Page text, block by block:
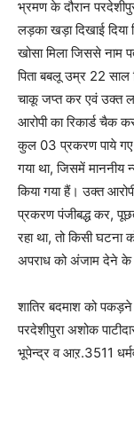
भ्रमण के दौरान
लड़का खड़ा दिखाई
खोसा मिला जिससे नाम
पिता बबलू उम्र 22 साल
चाकू जप्त कर एवं उक्त
आरोपी का रिकार्ड
कुल 03 प्रकरण पाये गए।
गया था, जिसमें माननीय
किया गया हैं। उक्त
प्रकरण पंजीबद्ध कर,
रहा था, तो किसी
अपराध को अंजाम देने के
शातिर बदमाश को पकड़ने
परदेशीपुरा अशोक
भूपेन्द्र व आऱ.3511